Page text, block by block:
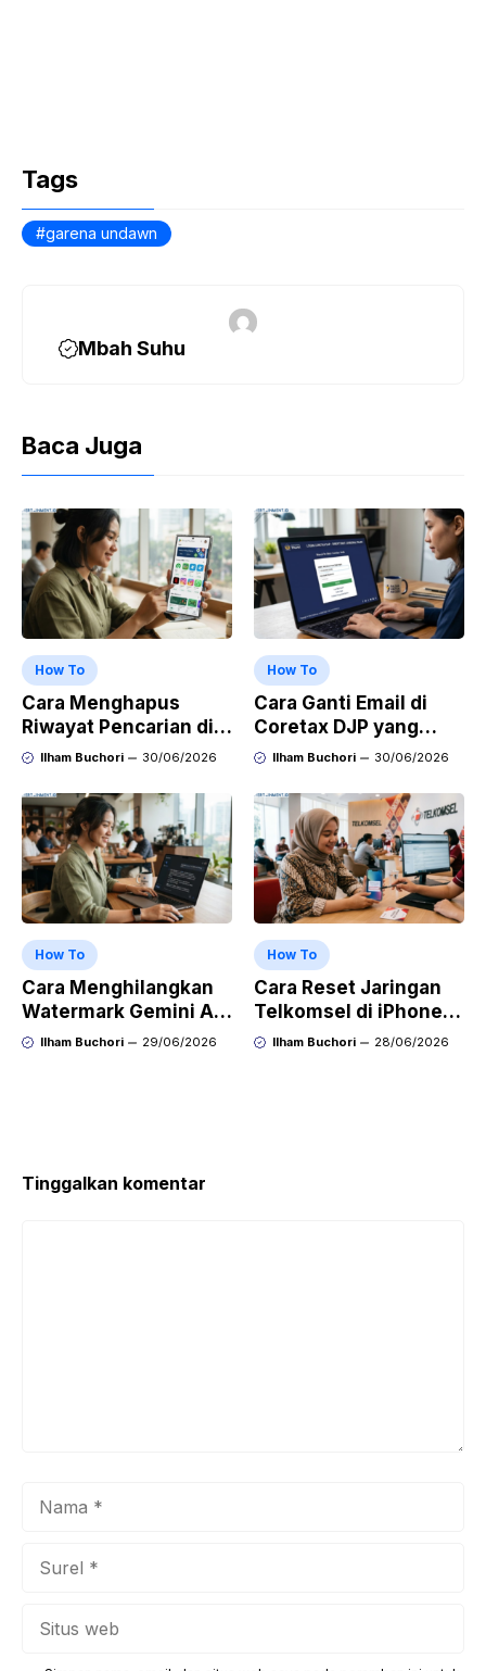
Tags
garena undawn
Mbah Suhu
Baca Juga
How To
Cara Menghapus
Riwayat Pencarian di
Play Store di HP
OPPO, dan Vivo
Ilham Buchori 30/06/2026
How To
Cara Ganti Email di
Coretax DJP yang
Sudah Tidak Aktif
Ilham Buchori 30/06/2026
How To
Cara Menghilangkan
Watermark Gemini AI
dengan Mudah Hasil
Ilham Buchori 29/06/2026
How To
Cara Reset Jaringan
Telkomsel di iPhone
agar Koneksi Stabil
Ilham Buchori 28/06/2026
Tinggalkan komentar